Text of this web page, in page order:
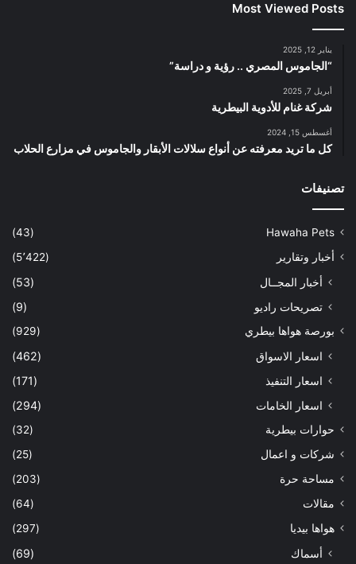
Most Viewed Posts
يناير 12, 2025
“الجاموس المصري .. رؤية و دراسة”
أبريل 7, 2025
شركة غنام للأدوية البيطرية
أغسطس 15, 2024
كل ما تريد معرفته عن أنواع سلالات الأبقار والجاموس في مزارع الحلاب
تصنيفات
Hawaha Pets
(43)
أخبار وتقارير
(5٬422)
أخبار المجــال
(53)
تصريحات راديو
(9)
بورصة هواها بيطري (929)
اسعار الاسواق
(462)
اسعار التنفيذ
(171)
اسعار الخامات
(294)
حوارات بيطرية
(32)
شركات و اعمال
(25)
مساحة حرة
(203)
مقالات
(64)
هواها بيديا
(297)
أسماك
(69)